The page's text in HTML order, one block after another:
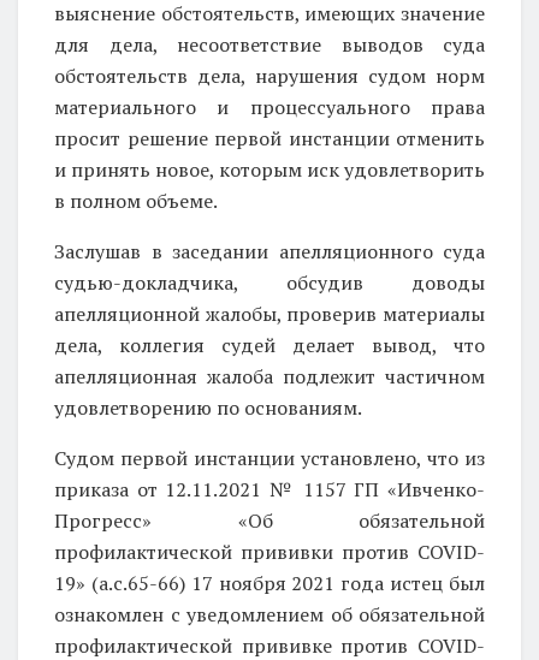
выяснение обстоятельств, имеющих значение
для дела, несоответствие выводов суда
обстоятельств дела, нарушения судом норм
материального и процессуального права
просит решение первой инстанции отменить
и принять новое, которым иск удовлетворить
в полном объеме.
Заслушав в заседании апелляционного суда
судью-докладчика, обсудив доводы
апелляционной жалобы, проверив материалы
дела, коллегия судей делает вывод, что
апелляционная жалоба подлежит частичном
удовлетворению по основаниям.
Судом первой инстанции установлено, что из
приказа от 12.11.2021 № 1157 ГП «Ивченко-
Прогресс» «Об обязательной
профилактической прививки против COVID-
19» (а.с.65-66) 17 ноября 2021 года истец был
ознакомлен с уведомлением об обязательной
профилактической прививке против COVID-